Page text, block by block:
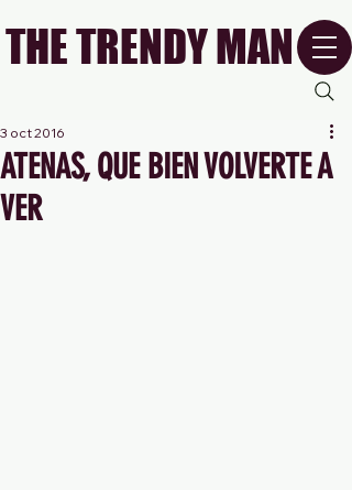
THE TRENDY MAN
ATENAS, QUE BIEN VOLVERTE A
VER
3 oct 2016